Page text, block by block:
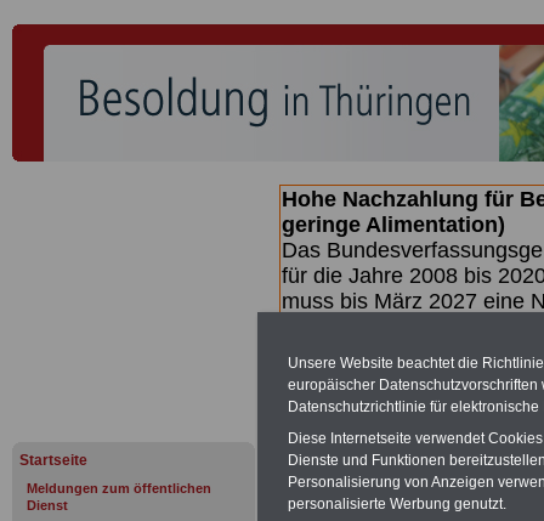
Startseite
Meldungen zum öffentlichen
Dienst
Hohe Nachzahlung für
geringe Alimentation)
Das
für die Jahre 2008 bis
muss bis März 2027 eine
(Beamte &
geben (Medienberichten
mind.3.000 und 13.000
hierzu eine Broschüre
des Gesetzentwurfs der
Quartal.2026 >>>
zur
Unsere Website beachtet die
europäischer
Datenschutzrichtlinie für
Diese Internetseite verwendet
Dienste und Funktionen
Personalisierung von Anzeigen
personalisierte Werbung genutzt.